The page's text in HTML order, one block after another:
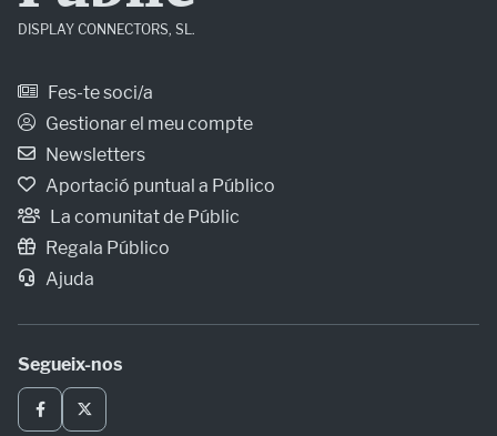
DISPLAY CONNECTORS, SL.
Fes-te soci/a
Gestionar el meu compte
Newsletters
Aportació puntual a Público
La comunitat de Públic
Regala Público
Ajuda
Segueix-nos